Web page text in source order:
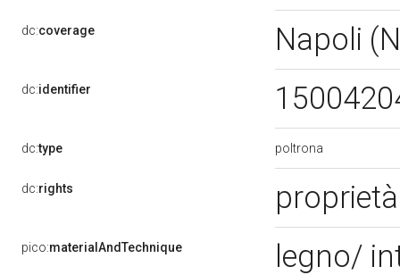
dc:coverage Napoli
dc:identifier
dc:type poltrona
dc:rights
pico:materialAndTechnique
legno/